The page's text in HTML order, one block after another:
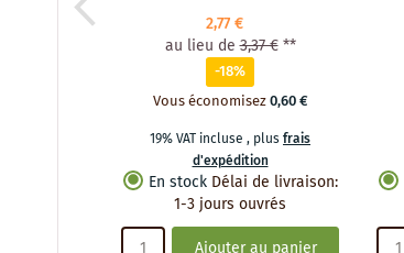
2,77 €
au lieu de 3,37 € **
-18%
Vous économisez0,60 €
19% VAT incluse , plusfrais
d'expédition
En stock Délai de livraison:
1-3 jours ouvrés